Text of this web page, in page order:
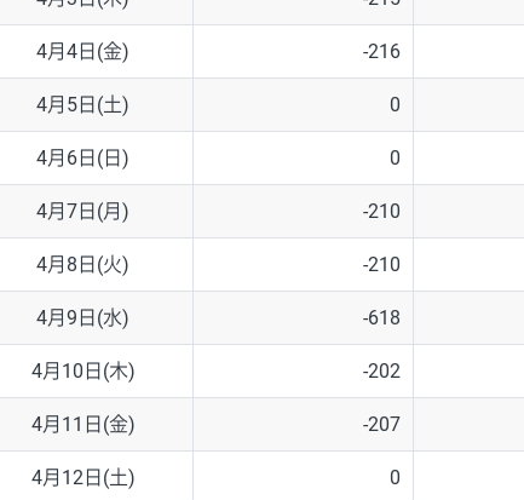
GBP/AUD 43円
AUD/NZD 66円
EUR/CHF 111円
GBP/CHF 220円
USD/CHF 160円
※2026/6/30の当社のスワップポイントおよび、同日の為替レートに
※取引証拠金は同日の当社為替レート（ニューヨーククローズ・MIDレ
※ハンガリーフォリント/円と南アフリカランド/円とメキシコペソ/
4月4日(金) -216
4月5日(土) 0
4月6日(日) 0
4月7日(月) -210
4月8日(火) -210
4月9日(水) -618
4月10日(木) -202
4月11日(金) -207
4月12日(土) 0